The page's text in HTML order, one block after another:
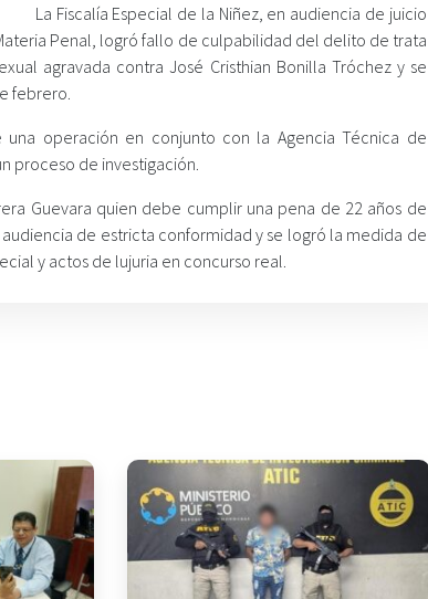
La Fiscalía Especial de la Niñez, en audiencia de juicio
Penal, logró fallo de culpabilidad del delito de trata
agravada contra José Cristhian Bonilla Tróchez y se
febrero.
operación en conjunto con la Agencia Técnica de
proceso de investigación.
Guevara quien debe cumplir una pena de 22 años de
de estricta conformidad y se logró la medida de
y actos de lujuria en concurso real.